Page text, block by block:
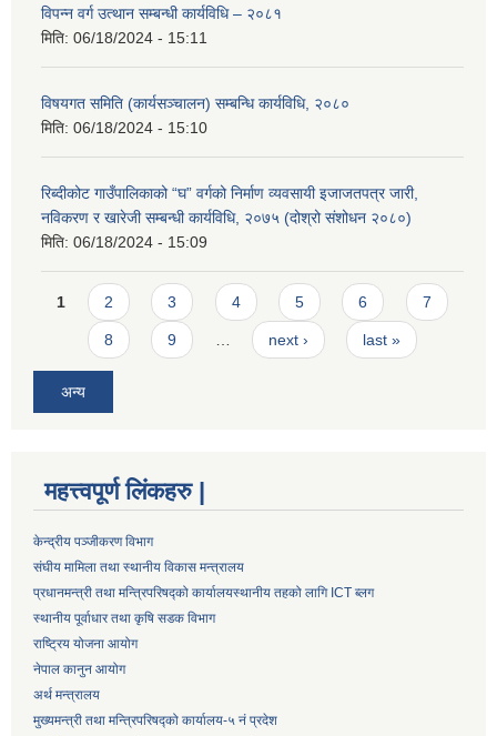
विपन्न वर्ग उत्थान सम्बन्धी कार्यविधि – २०८१
मिति: 06/18/2024 - 15:11
विषयगत समिति (कार्यसञ्चालन) सम्बन्धि कार्यविधि, २०८०
मिति: 06/18/2024 - 15:10
रिब्दीकोट गाउँपालिकाको “घ” वर्गको निर्माण व्यवसायी इजाजतपत्र जारी,
नविकरण र खारेजी सम्बन्धी कार्यविधि, २०७५ (दोश्रो संशोधन २०८०)
मिति: 06/18/2024 - 15:09
Pages
1 2 3 4 5 6 7
8 9 … next › last »
अन्य
महत्त्वपूर्ण लिंकहरु |
केन्द्रीय पञ्जीकरण विभाग
संघीय मामिला तथा स्थानीय विकास मन्त्रालय
प्रधानमन्त्री तथा मन्त्रिपरिषद्को कार्यालयस्थानीय तहको लागि ICT ब्लग
स्थानीय पूर्वाधार तथा कृषि सडक विभाग
राष्ट्रिय योजना आयोग
नेपाल कानुन आयोग
अर्थ मन्त्रालय
मुख्यमन्त्री तथा मन्त्रिपरिषद्को कार्यालय-५ नं प्रदेश